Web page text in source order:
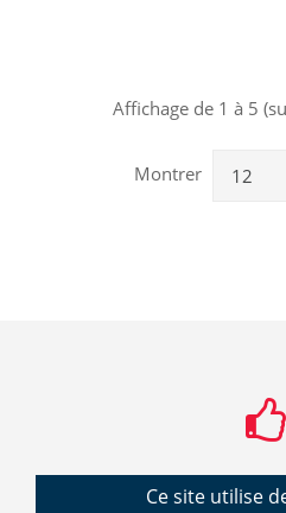
Affichage de 1 à 5
Montrer 12
Ce site utilise